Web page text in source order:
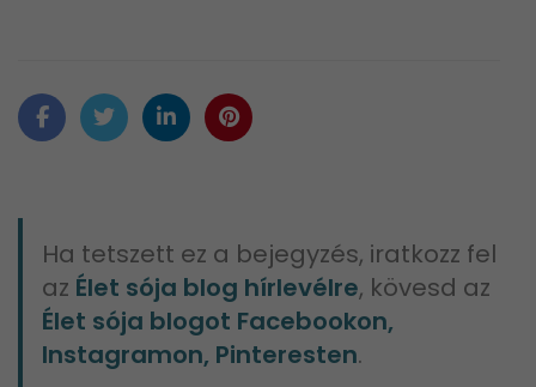
Ha tetszett ez a bejegyzés, iratkozz fel
az Élet sója blog hírlevélre, kövesd az
Élet sója blogot Facebookon,
Instagramon, Pinteresten.